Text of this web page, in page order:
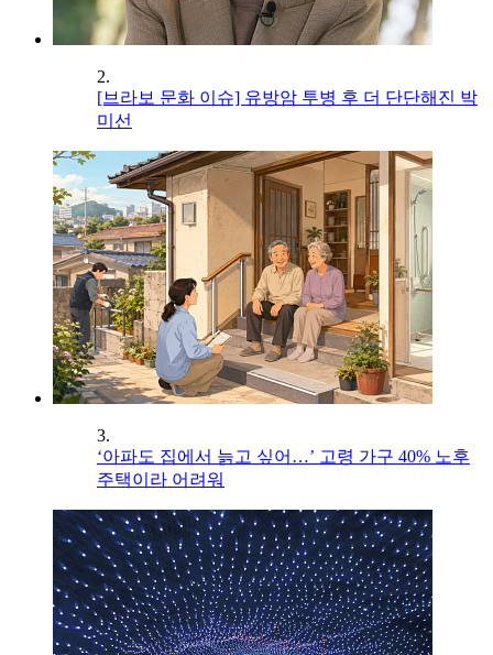
2.
[브라보 문화 이슈] 유방암 투병 후 더 단단해진 박
미선
3.
‘아파도 집에서 늙고 싶어…’ 고령 가구 40% 노후
주택이라 어려워